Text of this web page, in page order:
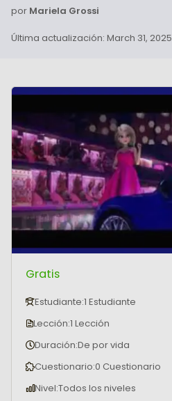
por Mariela Grossi
Última actualización: March 31, 2025
Gratis
Estudiante:1 Estudiante
Lección:1 Lección
Duración:De por vida
Cuestionario:0 Cuestionario
Nivel:Todos los niveles